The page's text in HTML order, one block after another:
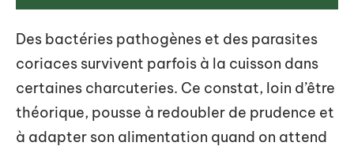
Des bactéries pathogènes et des parasites
coriaces survivent parfois à la cuisson dans
certaines charcuteries. Ce constat, loin d’être
théorique, pousse à redoubler de prudence et
à adapter son alimentation quand on attend